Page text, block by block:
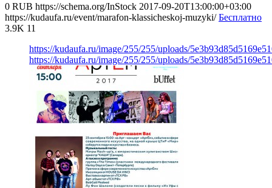
0 RUB https://schema.org/InStock 2017-09-20T13:00:00+03:00
https://kudaufa.ru/event/marafon-klassicheskoj-muzyki/ Бесплатно
3.9K 11
https://kudaufa.ru/image/255/255/uploads/
https://kudaufa.ru/image/255/255/uploads/